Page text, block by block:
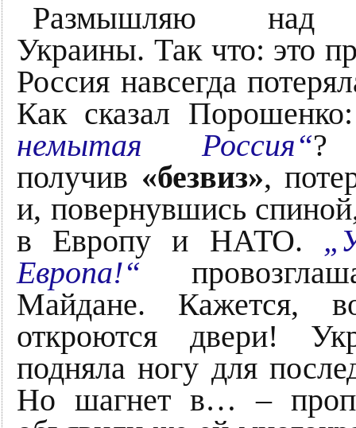
Размышляю над
Украины. Так что: это
Россия навсегда
Как сказал
немытая Россия“?
получив «безвиз»,
и, повернувшись
в Европу и НАТО.
Европа!“
Майдане. Кажется,
откроются двери!
подняла ногу для
Но шагнет в… –